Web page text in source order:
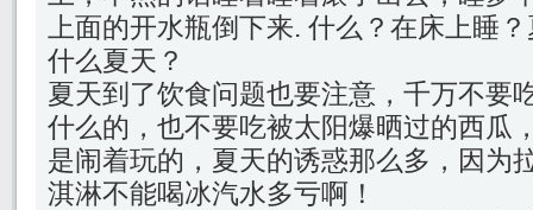
上面的开水瓶倒下来. 什么？在床上睡
什么夏天？
夏天到了饮食问题也要注意，千万不要
什么的，也不要吃被太阳爆晒过的西瓜
是闹着玩的，夏天的诱惑那么多，因为
淇淋不能喝冰汽水多亏啊！